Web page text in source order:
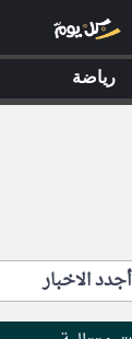
أجدد الاخبار
رياضة